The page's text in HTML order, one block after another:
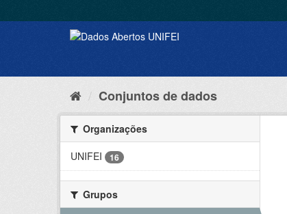
Conjuntos de dados
Organizações
UNIFEI
16
Grupos